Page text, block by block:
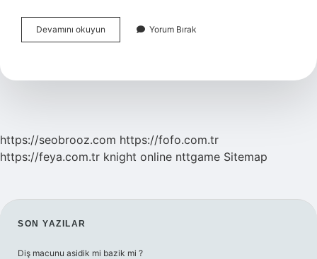
Devamını okuyun Yalovanın
En
Hangisidir
Yorum Bırak
https://seobrooz.com https://fofo.com.tr
https://feya.com.tr knight online nttgame Sitemap
SIDEBAR
SON YAZILAR
Diş macunu asidik mi bazik mi ?